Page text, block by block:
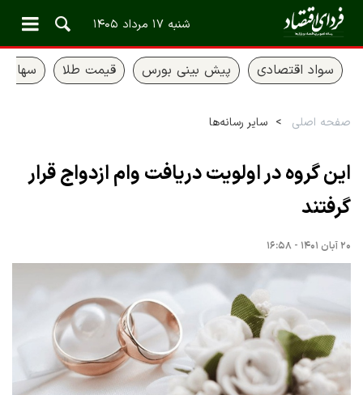
شنبه ۱۷ مرداد ۱۴۰۵
سواد اقتصادی پیش بینی بورس قیمت طلا سهام
صفحه اصلی سایر رسانه‌ها
این گروه در اولویت دریافت وام ازدواج قرار
گرفتند
۲۰ آبان ۱۴۰۱ - ۱۶:۵۸